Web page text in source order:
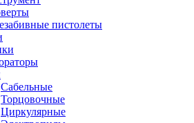
пистолеты
Сабельные
Торцовочные
Циркулярные